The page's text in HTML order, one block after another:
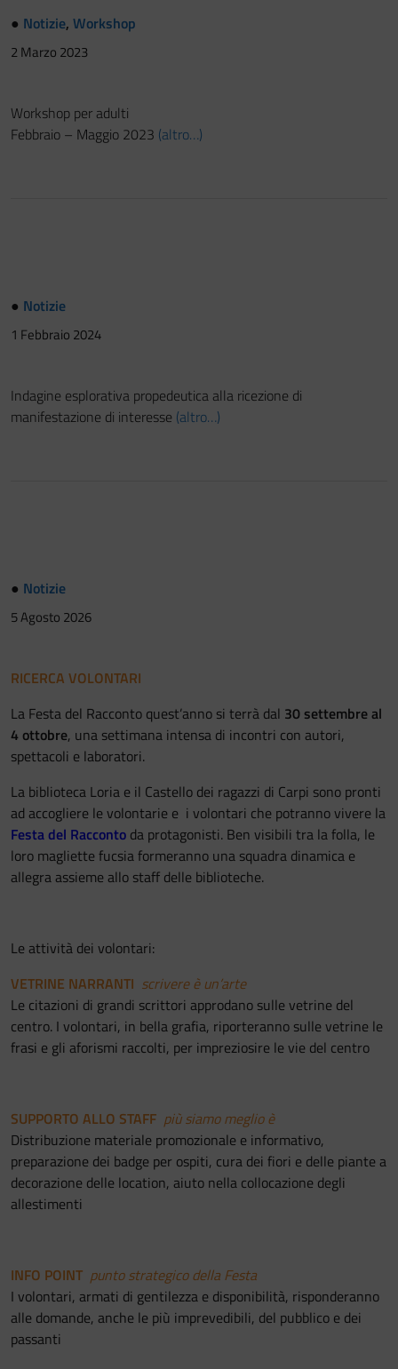
● Notizie, Workshop
2 Marzo 2023
Workshop per adulti
Febbraio – Maggio 2023 (altro…)
● Notizie
1 Febbraio 2024
Indagine esplorativa propedeutica alla ricezione di
manifestazione di interesse (altro…)
● Notizie
5 Agosto 2026
RICERCA VOLONTARI
La Festa del Racconto quest’anno si terrà dal 30 settembre al
4 ottobre, una settimana intensa di incontri con autori,
spettacoli e laboratori.
La biblioteca Loria e il Castello dei ragazzi di Carpi sono pronti
ad accogliere le volontarie e i volontari che potranno vivere la
Festa del Racconto da protagonisti. Ben visibili tra la folla, le
loro magliette fucsia formeranno una squadra dinamica e
allegra assieme allo staff delle biblioteche.
Le attività dei volontari:
VETRINE NARRANTI scrivere è un’arte
Le citazioni di grandi scrittori approdano sulle vetrine del
centro. I volontari, in bella grafia, riporteranno sulle vetrine le
frasi e gli aforismi raccolti, per impreziosire le vie del centro
SUPPORTO ALLO STAFF più siamo meglio è
Distribuzione materiale promozionale e informativo,
preparazione dei badge per ospiti, cura dei fiori e delle piante a
decorazione delle location, aiuto nella collocazione degli
allestimenti
INFO POINT punto strategico della Festa
I volontari, armati di gentilezza e disponibilità, risponderanno
alle domande, anche le più imprevedibili, del pubblico e dei
passanti